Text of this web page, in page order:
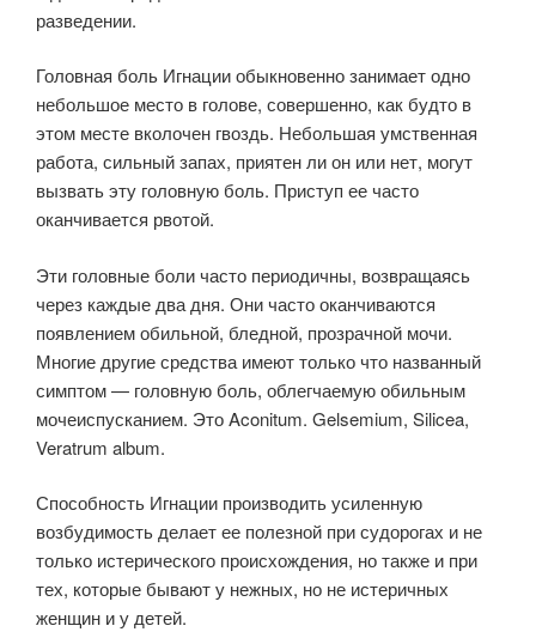
разведении.
Головная боль Игнации обыкновенно занимает одно
небольшое место в голове, совершенно, как будто в
этом месте вколочен гвоздь. Небольшая умственная
работа, сильный запах, приятен ли он или нет, могут
вызвать эту головную боль. Приступ ее часто
оканчивается рвотой.
Эти головные боли часто периодичны, возвращаясь
через каждые два дня. Они часто оканчиваются
появлением обильной, бледной, прозрачной мочи.
Многие другие средства имеют только что названный
симптом — головную боль, облегчаемую обильным
мочеиспусканием. Это Aconitum. Gelsemium, Silicea,
Veratrum album.
Способность Игнации производить усиленную
возбудимость делает ее полезной при судорогах и не
только истерического происхождения, но также и при
тех, которые бывают у нежных, но не истеричных
женщин и у детей.